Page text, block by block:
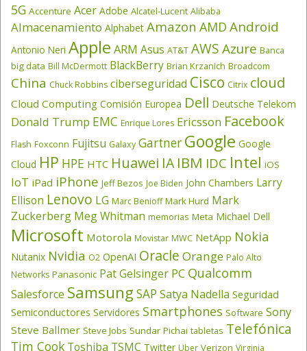
5G Accenture Acer Adobe Alcatel-Lucent Alibaba
Almacenamiento Alphabet Amazon AMD Android
Antonio Neri Apple ARM Asus AT&T AWSAzure Banca
big data Bill McDermott BlackBerry Brian Krzanich Broadcom
China Chuck Robbins ciberseguridad Cisco Citrix cloud
Cloud Computing Comisión Europea Dell Deutsche Telekom
Donald Trump EMC Enrique Lores Ericsson Facebook
Flash Foxconn Fujitsu Galaxy Gartner Google Google
Cloud HP HPE HTC Huawei IA IBM IDC Intel iOS
IoT iPad iPhone Jeff Bezos Joe Biden John Chambers Larry
Ellison Lenovo LG Marc Benioff Mark Hurd Mark
Zuckerberg Meg Whitman memorias Meta Michael Dell
Microsoft Motorola Movistar MWC NetApp Nokia
Nutanix Nvidia O2 OpenAI Oracle Orange Palo Alto
Networks Panasonic Pat Gelsinger PC Qualcomm
Salesforce Samsung SAP Satya Nadella Seguridad
Semiconductores Servidores Smartphones Software Sony
Steve Ballmer Steve Jobs Sundar Pichai tabletas Telefónica
Tim Cook Toshiba TSMC Twitter Uber Verizon Virginia